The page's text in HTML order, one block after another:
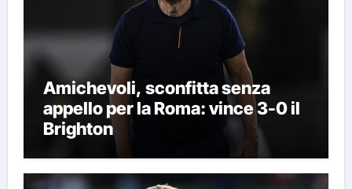
Amichevoli, sconfitta senza
appello per la Roma: vince 3-0 il
Brighton